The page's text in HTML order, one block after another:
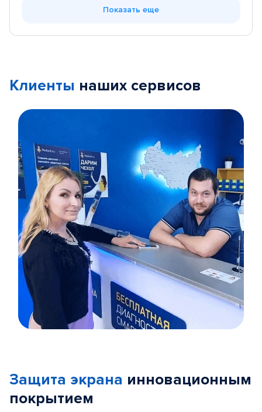
Показать еще
Клиенты наших сервисов
5
Защита экрана инновационным
покрытием